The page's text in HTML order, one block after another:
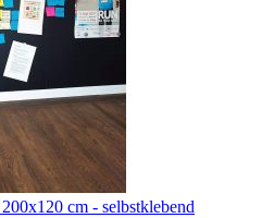
cm - selbstklebend